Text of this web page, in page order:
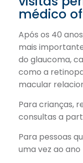
médico
Após os 40
mais
do glaucoma,
como a
macular
Para crianças,
consultas a
Para pessoas
uma vez ao